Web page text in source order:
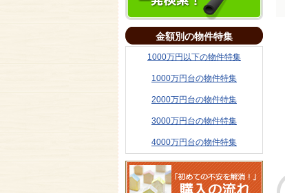
金額別の物件特集
1000万円以下の物件特集
1000万円台の物件特集
2000万円台の物件特集
3000万円台の物件特集
4000万円台の物件特集